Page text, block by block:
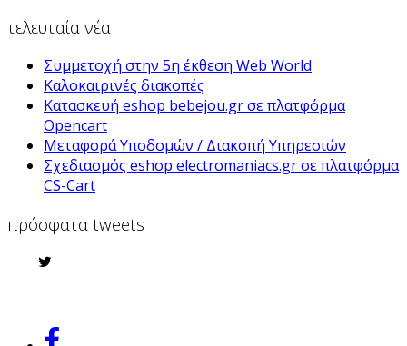
τελευταία νέα
Συμμετοχή στην 5η έκθεση Web World
Καλοκαιρινές διακοπές
Κατασκευή eshop bebejou.gr σε πλατφόρμα
Opencart
Μεταφορά Υποδομών / Διακοπή Υπηρεσιών
Σχεδιασμός eshop electromaniacs.gr σε πλατφόρμα
CS-Cart
πρόσφατα tweets